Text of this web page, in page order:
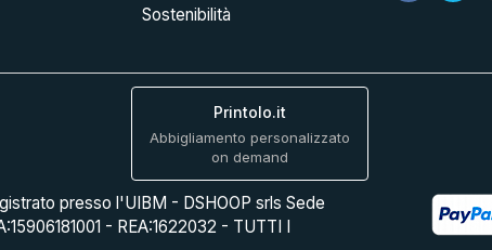
Sostenibilità
Printolo.it
Abbigliamento personalizzato
on demand
presso l'UIBM - DSHOOP srls Sede
- REA:1622032 - TUTTI I